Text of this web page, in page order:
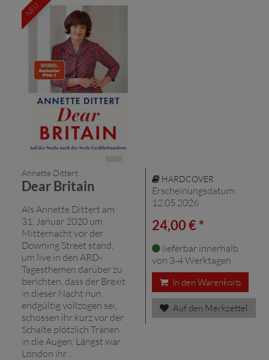
NEU
Annette Dittert
Dear Britain
Als Annette Dittert am
31. Januar 2020 um
Mitternacht vor der
Downing Street stand,
um live in den ARD-
Tagesthemen darüber zu
berichten, dass der Brexit
in dieser Nacht nun
endgültig vollzogen sei,
schossen ihr kurz vor der
Schalte plötzlich Tränen
in die Augen. Längst war
London ihr ...
HARDCOVER
Erscheinungsdatum:
12.05.2026
24,00 € *
lieferbar innerhalb
von 3-4 Werktagen
In den Warenkorb
Auf den Merkzettel